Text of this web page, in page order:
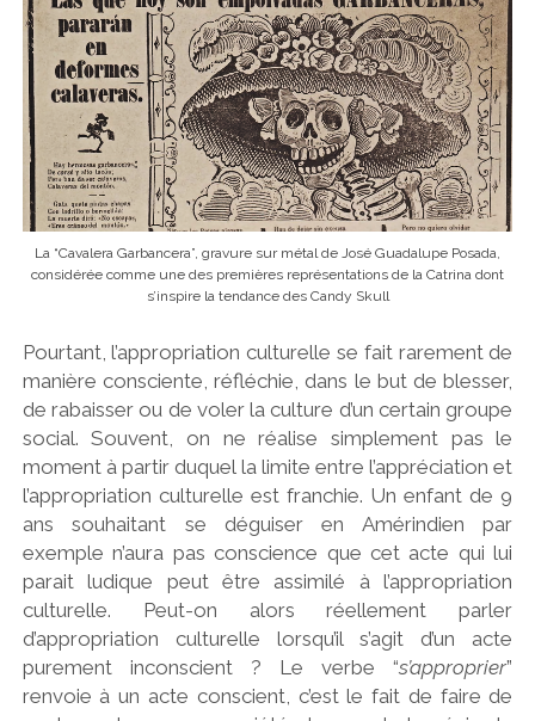
La “Cavalera Garbancera”, gravure sur métal de José Guadalupe Posada,
considérée comme une des premières représentations de la Catrina dont
s’inspire la tendance des Candy Skull
Pourtant, l’appropriation culturelle se fait rarement de
manière consciente, réfléchie, dans le but de blesser,
de rabaisser ou de voler la culture d’un certain groupe
social. Souvent, on ne réalise simplement pas le
moment à partir duquel la limite entre l’appréciation et
l’appropriation culturelle est franchie. Un enfant de 9
ans souhaitant se déguiser en Amérindien par
exemple n’aura pas conscience que cet acte qui lui
parait ludique peut être assimilé à l’appropriation
culturelle. Peut-on alors réellement parler
d’appropriation culturelle lorsqu’il s’agit d’un acte
purement inconscient ? Le verbe “s’approprier”
renvoie à un acte conscient, c’est le fait de faire de